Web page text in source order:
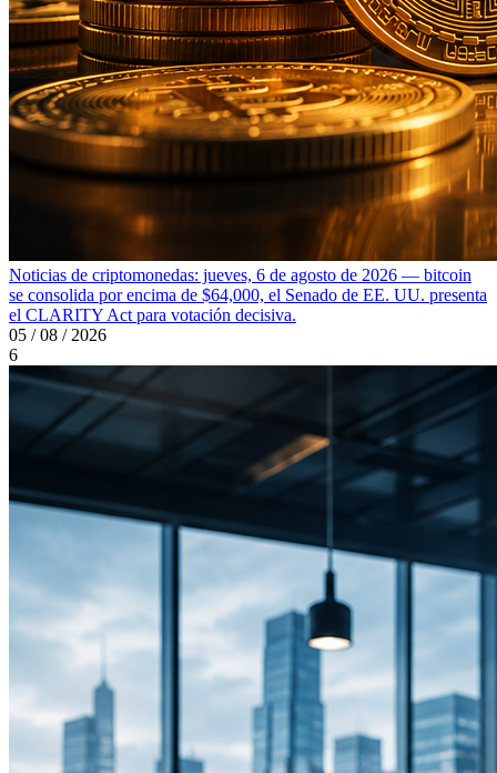
Noticias de criptomonedas: jueves, 6 de agosto de 2026 — bitcoin
se consolida por encima de $64,000, el Senado de EE. UU. presenta
el CLARITY Act para votación decisiva.
05 / 08 / 2026
6